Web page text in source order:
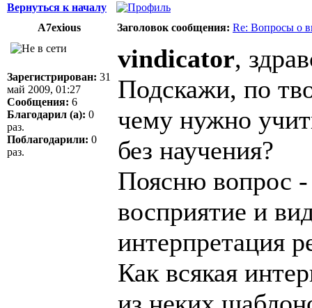
Вернуться к началу
A7exious
Заголовок сообщения: Re: Вопросы о
Зарегистрирован: 31
май 2009, 01:27
Сообщения: 6
Благодарил (а): 0
раз.
Поблагодарили: 0
раз.
vindicator,
Подскажи, по
чему нужно
без научения?
Поясню вопрос
восприятие и
интерпретация
Как всякая